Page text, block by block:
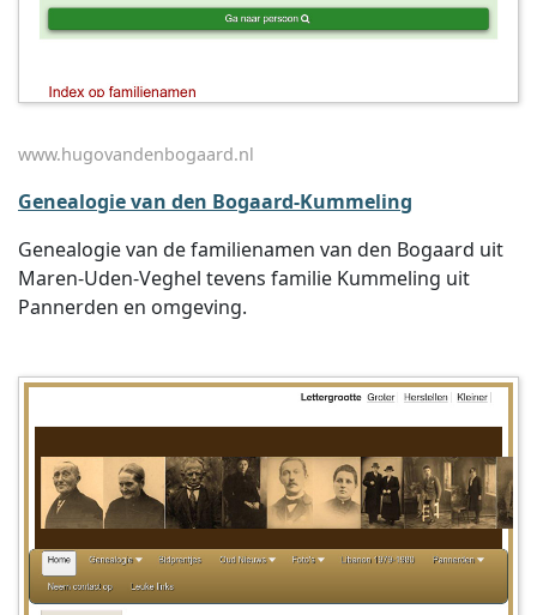
www.hugovandenbogaard.nl
Genealogie van den Bogaard-Kummeling
Genealogie van de familienamen van den Bogaard uit
Maren-Uden-Veghel tevens familie Kummeling uit
Pannerden en omgeving.